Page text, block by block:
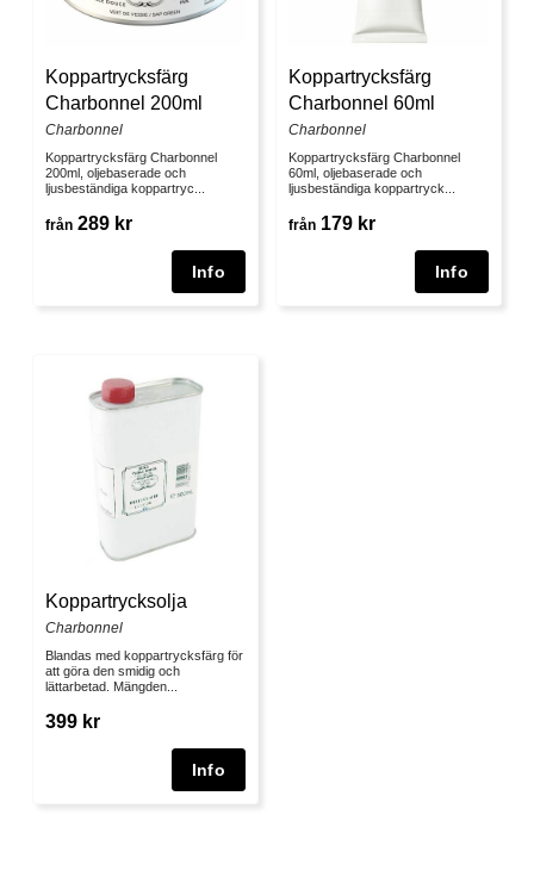
Koppartrycksfärg
Charbonnel 200ml
Charbonnel
Koppartrycksfärg Charbonnel
200ml, oljebaserade och
ljusbeständiga koppartryc...
från 289 kr
Koppartrycksfärg
Charbonnel 60ml
Charbonnel
Koppartrycksfärg Charbonnel
60ml, oljebaserade och
ljusbeständiga koppartryck...
från 179 kr
Koppartrycksolja
Charbonnel
Blandas med koppartrycksfärg för
att göra den smidig och
lättarbetad. Mängden...
399 kr